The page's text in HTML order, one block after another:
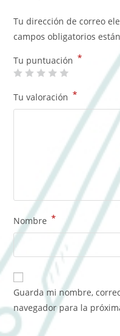
Tu dirección de correo
campos obligatorios
Tu puntuación *
Tu valoración *
Nombre *
Guarda mi nombre,
navegador para la